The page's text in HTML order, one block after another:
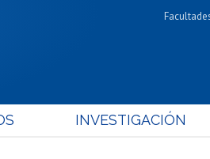
Cs.
Cs.
INVESTIGACIÓN